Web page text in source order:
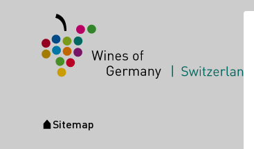
Startseite
Sitemap